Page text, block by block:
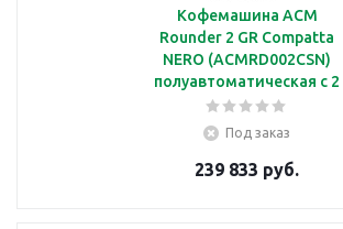
Кофемашина ACM
Rounder 2 GR Compatta
NERO (ACMRD002CSN)
полуавтоматическая с 2
группами
Под заказ
239 833 руб.